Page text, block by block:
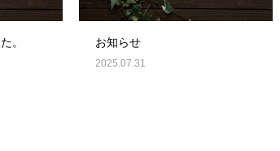
。 お知らせ
2025.07.31